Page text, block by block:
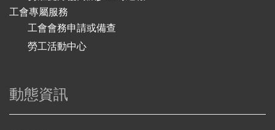
工會專屬服務
工會會務申請或備查
勞工活動中心
動態資訊